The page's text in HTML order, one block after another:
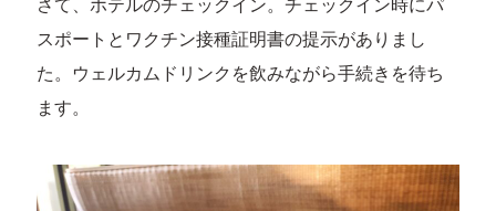
さて、ホテルのチェックイン。チェックイン時にパ
スポートとワクチン接種証明書の提示がありまし
た。ウェルカムドリンクを飲みながら手続きを待ち
ます。